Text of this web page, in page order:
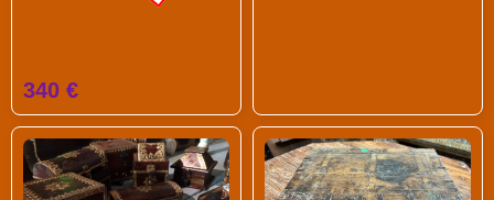
340 €